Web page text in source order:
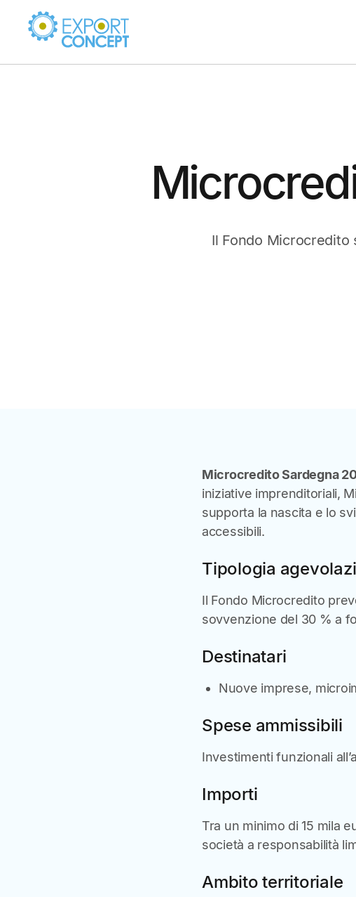
Il Fondo Microcredito
Microcredito Sardegna
iniziative imprenditoriali,
supporta la nascita e lo
accessibili.
Tipologia
Il Fondo Microcredito
sovvenzione del 30 % a
Destinatari
Nuove imprese,
Spese ammissibili
Investimenti funzionali
Importi
Tra un minimo di 15 mila
società a responsabilità
Ambito territoriale